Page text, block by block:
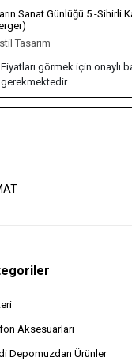
Eğlen Öğren
Fiyatları
gerekmektedir.
Aksesuarları
Depomuzdan Ürünler